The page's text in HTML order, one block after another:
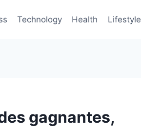
Technology Health Lifestyle
gagnantes,